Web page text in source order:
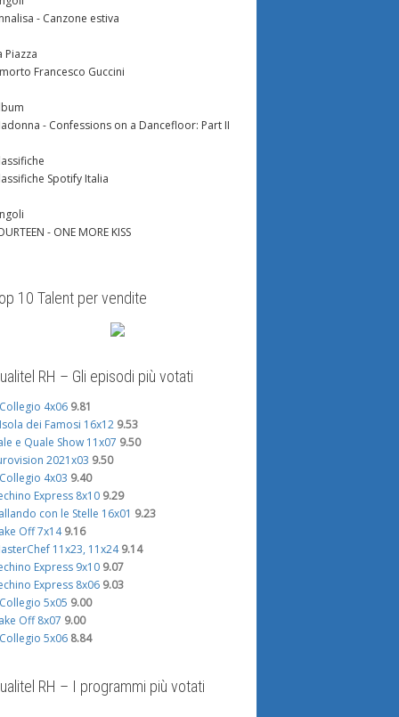
- Canzone estiva
Piazza
Francesco Guccini
- Confessions on a Dancefloor: Part II
Spotify Italia
- ONE MORE KISS
10 Talent per vendite
RH – Gli episodi più votati
4x06 9.81
dei Famosi 16x12 9.53
e Quale Show 11x07 9.50
2021x03 9.50
4x03 9.40
Express 8x10 9.29
con le Stelle 16x01 9.23
Off 7x14 9.16
11x23, 11x24 9.14
Express 9x10 9.07
Express 8x06 9.03
5x05 9.00
Off 8x07 9.00
5x06 8.84
RH – I programmi più votati